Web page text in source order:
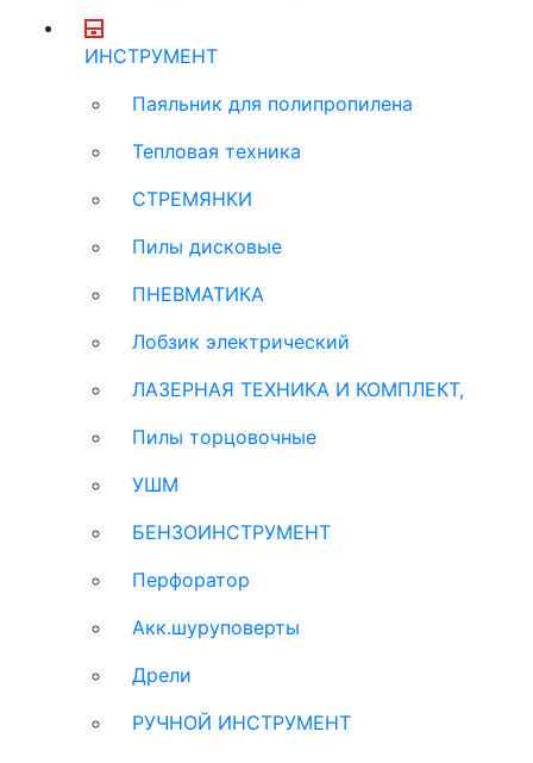
ИНСТРУМЕНТ
Паяльник для полипропилена
Тепловая техника
СТРЕМЯНКИ
Пилы дисковые
ПНЕВМАТИКА
Лобзик электрический
ЛАЗЕРНАЯ ТЕХНИКА И КОМПЛЕКТ,
Пилы торцовочные
УШМ
БЕНЗОИНСТРУМЕНТ
Перфоратор
Акк.шуруповерты
Дрели
РУЧНОЙ ИНСТРУМЕНТ